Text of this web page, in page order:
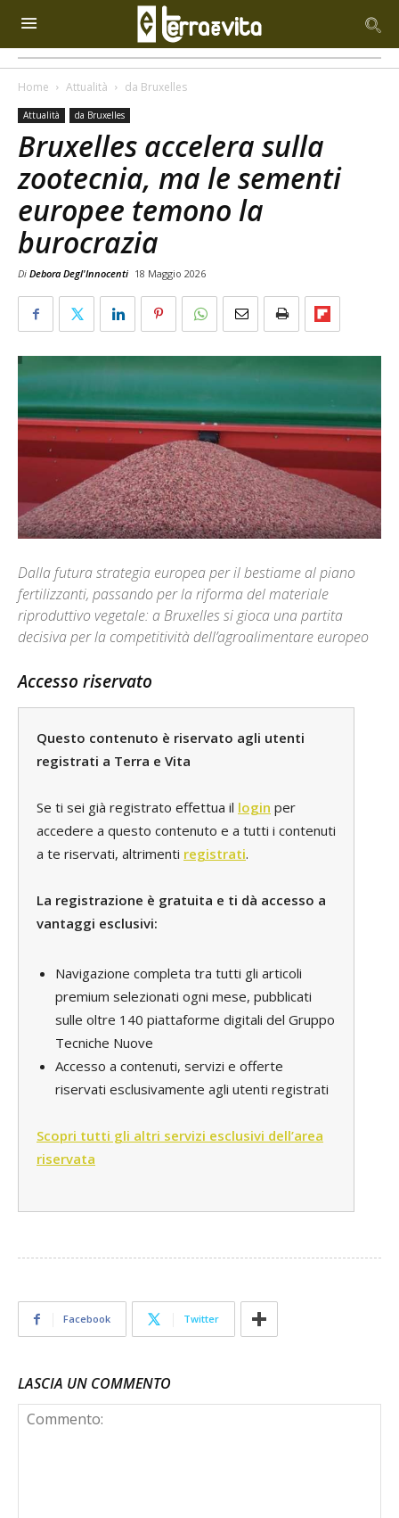
Home Attualità da Bruxelles
Attualità da Bruxelles
Bruxelles accelera sulla
zootecnia, ma le sementi
europee temono la
burocrazia
Di Debora Degl'Innocenti 18 Maggio 2026
Dalla futura strategia europea per il bestiame al piano
fertilizzanti, passando per la riforma del materiale
riproduttivo vegetale: a Bruxelles si gioca una partita
decisiva per la competitività dell’agroalimentare europeo
Accesso riservato
Questo contenuto è riservato agli utenti
registrati a Terra e Vita
Se ti sei già registrato effettua il login per
accedere a questo contenuto e a tutti i contenuti
a te riservati, altrimenti registrati.
La registrazione è gratuita e ti dà accesso a
vantaggi esclusivi:
Navigazione completa tra tutti gli articoli
premium selezionati ogni mese, pubblicati
sulle oltre 140 piattaforme digitali del Gruppo
Tecniche Nuove
Accesso a contenuti, servizi e offerte
riservati esclusivamente agli utenti registrati
Scopri tutti gli altri servizi esclusivi dell’area
riservata
Facebook Twitter
LASCIA UN COMMENTO